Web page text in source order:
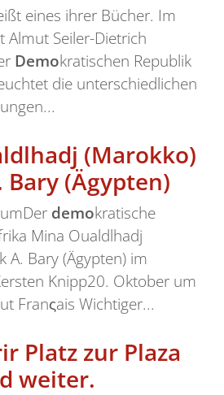
eines ihrer Bücher. Im
Almut Seiler-Dietrich
Demokratischen Republik
die unterschiedlichen
(Marokko)
Bary (Ägypten)
demokratische
Mina Oualdlhadj
A. Bary (Ägypten) im
Knipp20. Oktober um
Franςais Wichtiger...
Platz zur Plaza
weiter.